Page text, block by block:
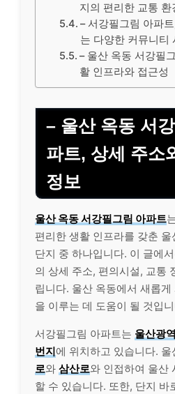
지의 편리한 교통 환
– 서강필그림 아파
는 다양한 커뮤니티
– 울산 옥동 서강필
활 인프라와 접근성
– 울산 옥동 서
파트, 상세 주소
정보
울산 옥동 서강필그림 아파트
편리한 생활 인프라를 갖춘
단지 중 하나입니다. 이 글에
의 상세 주소, 편의시설, 교통
립니다. 울산 옥동에서 새롭
을 이루는 데 도움이 될 것입
서강필그림 아파트는 울산광
번지에 위치하고 있습니다. 울
로와 삼산로와 인접하여 울산
할 수 있습니다. 또한, 단지 바